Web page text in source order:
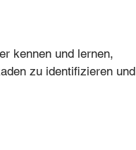
kennen und lernen,
zu identifizieren und